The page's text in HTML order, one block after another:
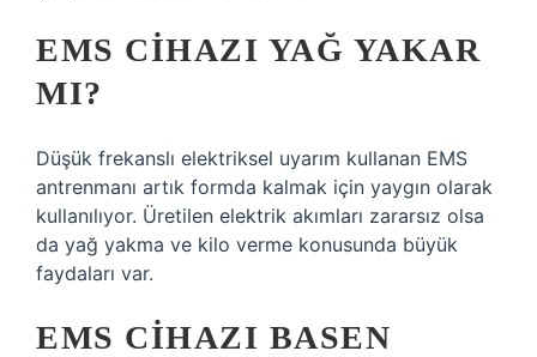
EMS CIHAZI YAĞ YAKAR
MI?
Düşük frekanslı elektriksel uyarım kullanan EMS
antrenmanı artık formda kalmak için yaygın olarak
kullanılıyor. Üretilen elektrik akımları zararsız olsa
da yağ yakma ve kilo verme konusunda büyük
faydaları var.
EMS CIHAZI BASEN